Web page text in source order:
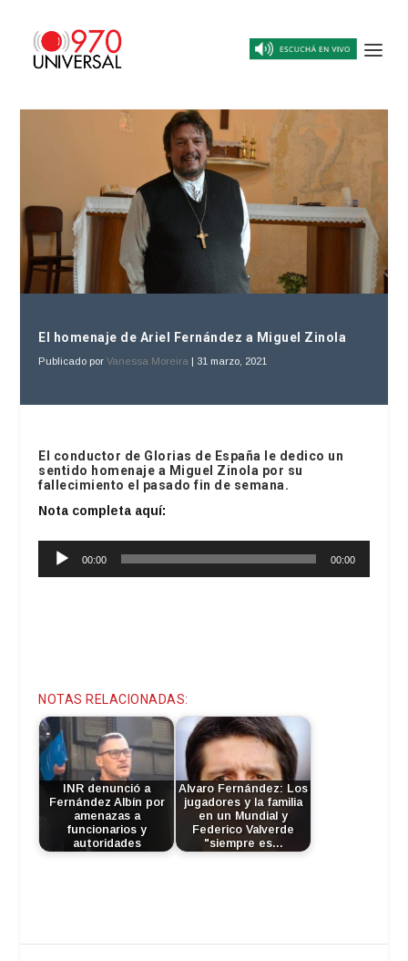
El homenaje de Ariel Fernández a Miguel Zinola
Publicado porVanessa Moreira | 31 marzo, 2021
El conductor de Glorias de España le dedico un
sentido homenaje a Miguel Zinola por su
fallecimiento el pasado fin de semana.
Nota completa aquí:
Reproductor
00:00 00:00
NOTAS RELACIONADAS:
INR denunció a
Fernández Albín por
amenazas a
funcionarios y
autoridades
Alvaro Fernández: Los
jugadores y la familia
en un Mundial y
Federico Valverde
"siempre es…